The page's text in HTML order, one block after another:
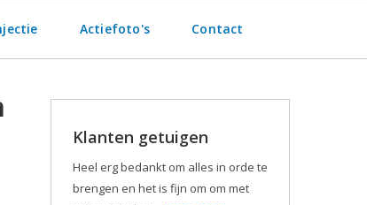
Actiefoto's Contact
Klanten getuigen
Heel erg bedankt om alles in orde te
brengen en het is fijn om om met